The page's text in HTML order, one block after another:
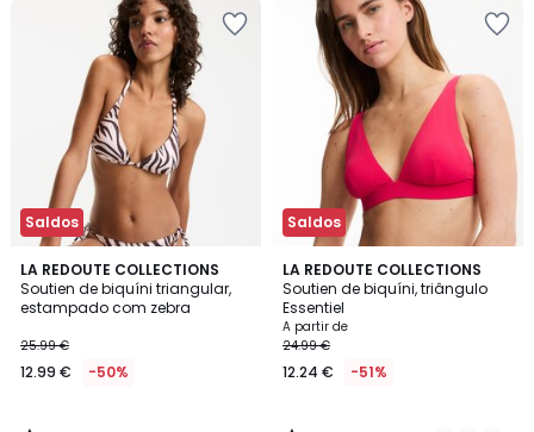
Saldos
LA REDOUTE COLLECTIONS
Soutien de biquíni triangular,
estampado com zebra
25.99 €
12.99 € -50%
4,5
/ 5
Saldos
LA REDOUTE COLLECTIONS
Soutien de biquíni, triângulo
Essentiel
A partir de
24.99 €
12.24 € -51%
1
/
5
2
Cores